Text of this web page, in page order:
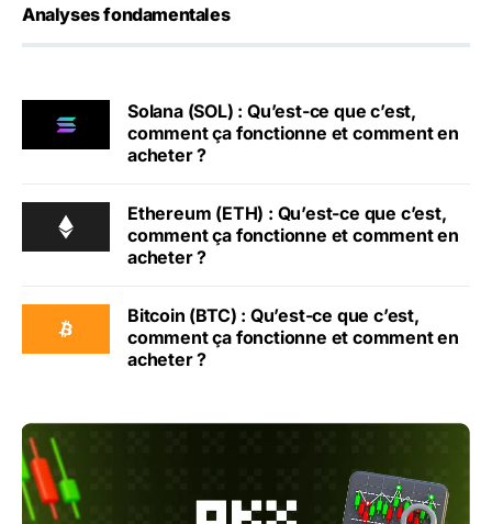
Analyses fondamentales
Solana (SOL) : Qu’est-ce que c’est,
comment ça fonctionne et comment en
acheter ?
Ethereum (ETH) : Qu’est-ce que c’est,
comment ça fonctionne et comment en
acheter ?
Bitcoin (BTC) : Qu’est-ce que c’est,
comment ça fonctionne et comment en
acheter ?